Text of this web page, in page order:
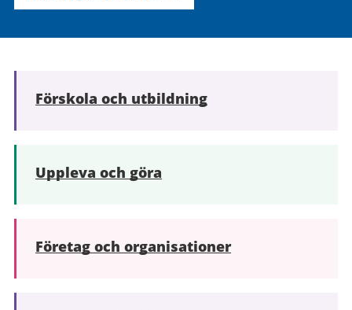
Förskola och utbildning
Uppleva och göra
Företag och organisationer